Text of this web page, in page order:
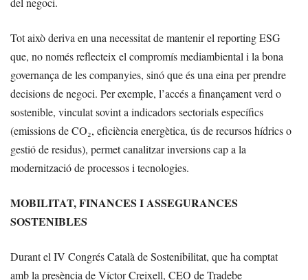
Tot això deriva en una necessitat de mantenir el reporting ESG
que, no només reflecteix el compromís mediambiental i la bona
governança de les companyies, sinó que és una eina per prendre
decisions de negoci. Per exemple, l’accés a finançament verd o
sostenible, vinculat sovint a indicadors sectorials específics
(emissions de CO₂, eficiència energètica, ús de recursos hídrics o
gestió de residus), permet canalitzar inversions cap a la
modernització de processos i tecnologies.
MOBILITAT, FINANCES I ASSEGURANCES
SOSTENIBLES
Durant el IV Congrés Català de Sostenibilitat, que ha comptat
amb la presència de Víctor Creixell, CEO de Tradebe